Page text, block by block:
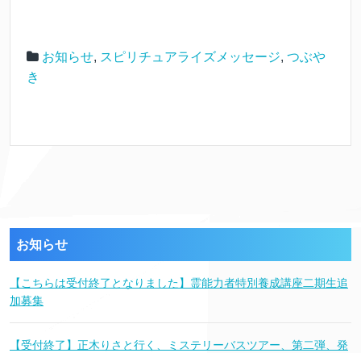
お知らせ, スピリチュアライズメッセージ, つぶや
き
お知らせ
【こちらは受付終了となりました】霊能力者特別養成講座二期生追
加募集
【受付終了】正木りさと行く、ミステリーバスツアー、第二弾、発